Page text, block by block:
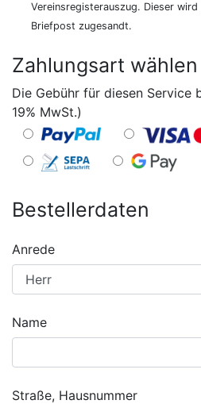
Vereinsregisterauszug. Dieser
Briefpost zugesandt.
Zahlungsart wählen
Die Gebühr für diesen Service
19% MwSt.)
Bestellerdaten
Anrede
Name
Straße, Hausnummer